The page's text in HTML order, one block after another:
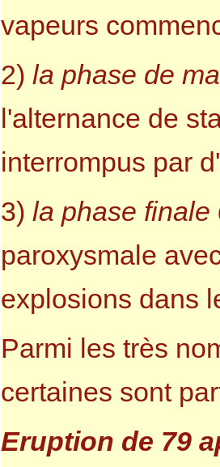
vapeurs
2) la phase de
l'alternance de
interrompus par
3) la phase finale
paroxysmale
explosions dans
Parmi les très
certaines sont
Eruption de 79